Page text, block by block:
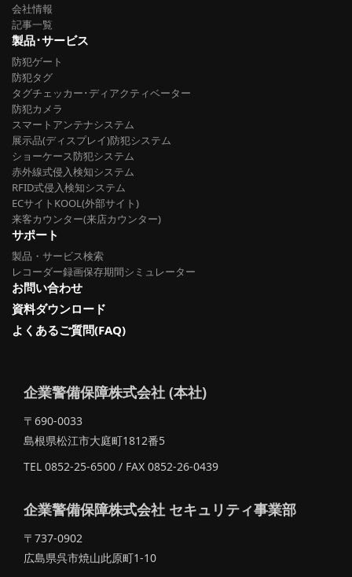
会社情報
記事一覧
製品･サービス
防犯ゲート
防犯タグ
タグチェッカー･ディアクティベーター
防犯カメラ
スマートアンテナシステム
展示品(ディスプレイ)防犯システム
ショーケース防犯システム
赤外線式侵入検知システム
RFID式侵入検知システム
ECサイトKOOL(外部サイト)
来客カウンター(来店カウンター)
サポート
製品・サービス検索
レコーダー録画保存期間シミュレーター
お問い合わせ
資料ダウンロード
よくあるご質問(FAQ)
企業警備保障株式会社 (本社)
〒690-0033
島根県松江市大庭町1812番5
TEL 0852-25-6500 / FAX 0852-26-0439
企業警備保障株式会社 セキュリティ事業部
〒737-0902
広島県呉市焼山此原町1-10